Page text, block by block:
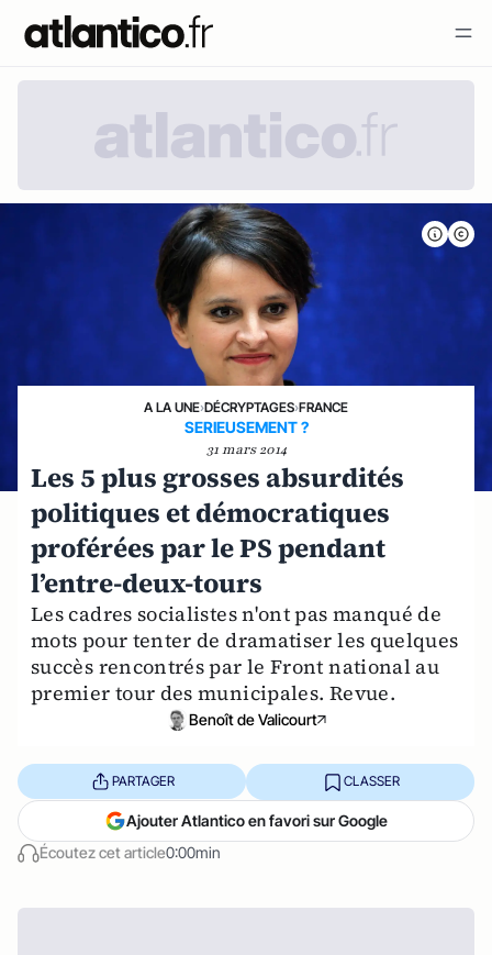
A LA UNE›DÉCRYPTAGES›FRANCE
SERIEUSEMENT ?
31 mars 2014
Les 5 plus grosses absurdités
politiques et démocratiques
proférées par le PS pendant
l’entre-deux-tours
Les cadres socialistes n'ont pas manqué de
mots pour tenter de dramatiser les quelques
succès rencontrés par le Front national au
premier tour des municipales. Revue.
Benoît de Valicourt
Écoutez cet article0:00min
PARTAGER CLASSER
Ajouter Atlantico en favori sur Google